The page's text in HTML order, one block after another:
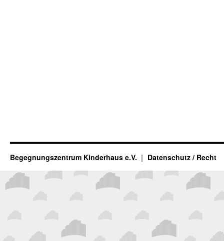
Begegnungszentrum Kinderhaus e.V. Datenschutz / Recht